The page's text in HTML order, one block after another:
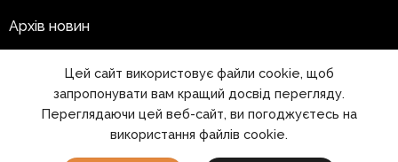
Архів новин
Правила
Цей сайт використовує файли cookie, щоб
запропонувати вам кращий досвід перегляду.
Переглядаючи цей веб-сайт, ви погоджуєтесь на
використання файлів cookie.